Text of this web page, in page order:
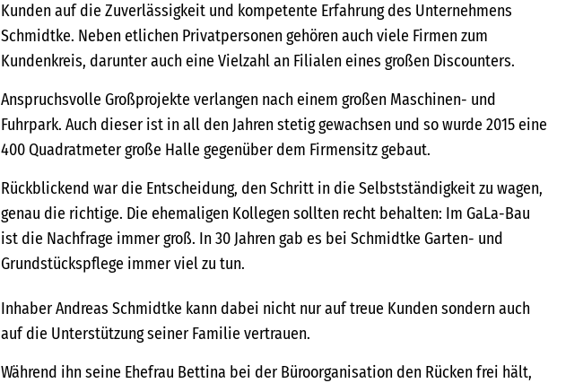
Kunden auf die Zuverlässigkeit und kompetente Erfahrung des Unternehmens
Schmidtke. Neben etlichen Privatpersonen gehören auch viele Firmen zum
Kundenkreis, darunter auch eine Vielzahl an Filialen eines großen Discounters.
Anspruchsvolle Großprojekte verlangen nach einem großen Maschinen- und
Fuhrpark. Auch dieser ist in all den Jahren stetig gewachsen und so wurde 2015 eine
400 Quadratmeter große Halle gegenüber dem Firmensitz gebaut.
Rückblickend war die Entscheidung, den Schritt in die Selbstständigkeit zu wagen,
genau die richtige. Die ehemaligen Kollegen sollten recht behalten: Im GaLa-Bau
ist die Nachfrage immer groß. In 30 Jahren gab es bei Schmidtke Garten- und
Grundstückspflege immer viel zu tun.
Inhaber Andreas Schmidtke kann dabei nicht nur auf treue Kunden sondern auch
auf die Unterstützung seiner Familie vertrauen.
Während ihn seine Ehefrau Bettina bei der Büroorganisation den Rücken frei hält,